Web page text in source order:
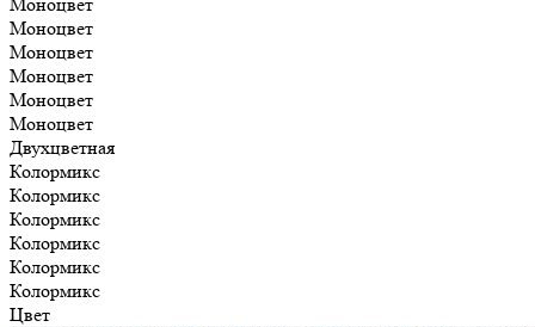
Моноцвет
Моноцвет
Моноцвет
Моноцвет
Моноцвет
Двухцветная
Колормикс
Колормикс
Колормикс
Колормикс
Колормикс
Колормикс
Цвет